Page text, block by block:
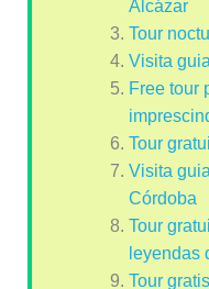
Alcázar
Tour
Visita
Free tour
Tour
Visita
Córdoba
Tour
leyendas
Tour